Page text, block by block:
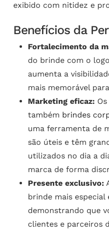
exibido com nitidez e
Benefícios da
Fortalecimento da
do brinde com o
aumenta a
mais memorável
Marketing eficaz: Os
também brindes
uma ferramenta de
são úteis e têm
utilizados no dia a
marca de forma
Presente exclusivo:
brinde mais especial
demonstrando que
clientes e parceiros